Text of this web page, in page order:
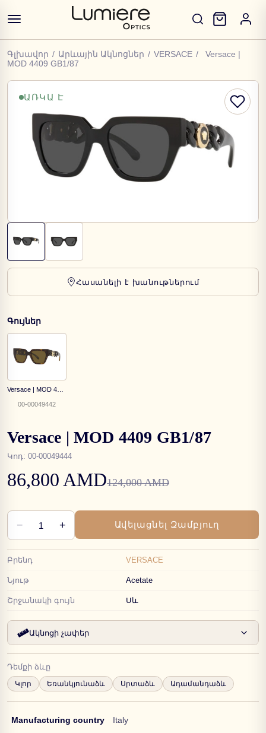
Գլխավոր / Արևային Ակնոցներ / VERSACE /
Versace |
MOD 4409 GB1/87
ԱՌԿԱ Է
Հասանելի է խանութներում
Գույներ
00-00049442
Versace | MOD 4409 GB1/87
Կոդ: 00-00049444
86,800 AMD124,000 AMD
− 1 + Ավելացնել Զամբյուղ
Բրենդ VERSACE
Նյութ Acetate
Շրջանակի գույն Սև
Ակնոցի չափեր
Դեմքի ձևը
Կլոր Եռանկյունաձև Սրտաձև Ադամանդաձև
Manufacturing country Italy